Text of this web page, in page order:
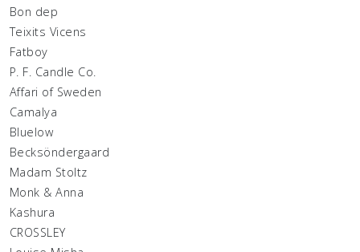
Bon dep
Teixits Vicens
Fatboy
P. F. Candle Co.
Affari of Sweden
Camalya
Bluelow
Becksöndergaard
Madam Stoltz
Monk & Anna
Kashura
CROSSLEY